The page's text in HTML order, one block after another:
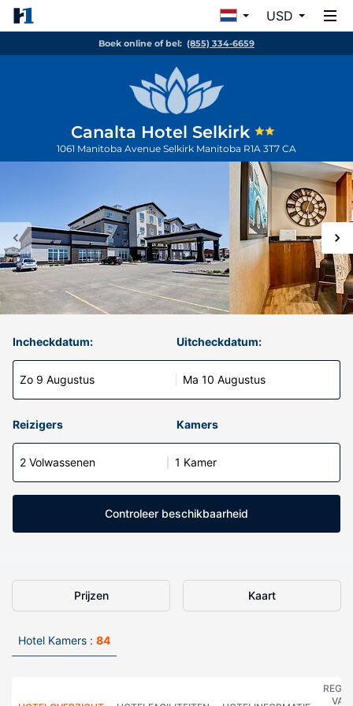
USD
Boek online of bel: (855) 334-6659
Canalta Hotel Selkirk
1061 Manitoba Avenue Selkirk Manitoba R1A 3T7 CA
Incheckdatum:
Zo 9 Augustus
Uitcheckdatum:
Ma 10 Augustus
Reizigers Kamers
2 Volwassenen 1 Kamer
Controleer beschikbaarheid
Prijzen Kaart
Hotel Kamers : 84
VAN